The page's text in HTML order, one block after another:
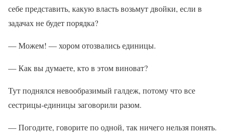
себе представить, какую власть возьмут двойки, если в
задачах не будет порядка?
— Можем! — хором отозвались единицы.
— Как вы думаете, кто в этом виноват?
Тут поднялся невообразимый галдеж, потому что все
сестрицы-единицы заговорили разом.
— Погодите, говорите по одной, так ничего нельзя понять.